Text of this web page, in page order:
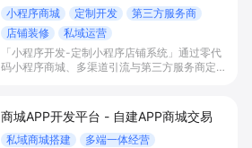
小程序商城 定制开发
第三方服务商
店铺装修
私域运营
「小程序开发-定制小程序店铺系统」通过零代
码小程序商城、多渠道引流与第三方服务商定制
私域运营场景，提升获客与复购，实现线上生意
增长。
商城APP开发平台 - 自建APP商城交易
私域商城搭建
多端一体经营